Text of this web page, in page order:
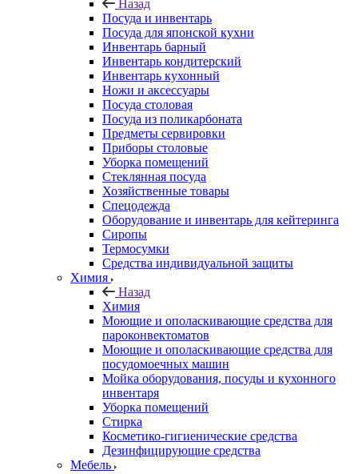
Назад
Посуда и инвентарь
Посуда для японской кухни
Инвентарь барный
Инвентарь кондитерский
Инвентарь кухонный
Ножи и аксессуары
Посуда столовая
Посуда из поликарбоната
Предметы сервировки
Приборы столовые
Уборка помещений
Стеклянная посуда
Хозяйственные товары
Спецодежда
Оборудование и инвентарь для кейтеринга
Сиропы
Термосумки
Средства индивидуальной защиты
Химия
Назад
Химия
Моющие и ополаскивающие средства для
пароконвектоматов
Моющие и ополаскивающие средства для
посудомоечных машин
Мойка оборудования, посуды и кухонного
инвентаря
Уборка помещений
Стирка
Косметико-гигиенические средства
Дезинфицирующие средства
Мебель